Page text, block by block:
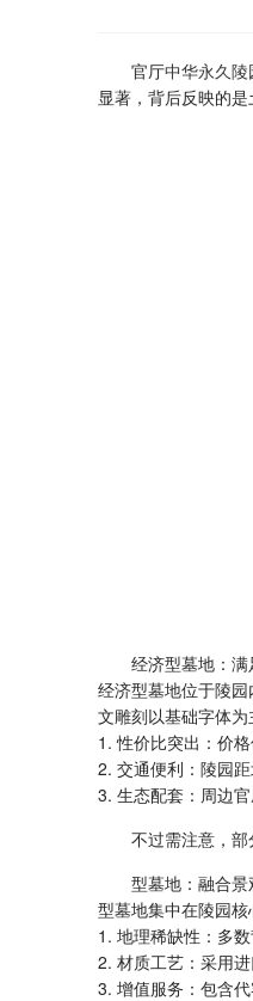
官厅中华永久陵
显著，背后反映的是
经济型墓地：
经济型墓地位于陵
文雕刻以基础字体
1. 性价比突出：价
2. 交通便利：陵园
3. 生态配套：周边
不过需注意，部
型墓地：融合
型墓地集中在陵园
1. 地理稀缺性：多
2. 材质工艺：采用
3. 增值服务：包含